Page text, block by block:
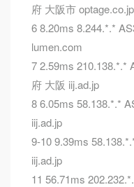
府 大阪市 optage.co.jp
6 8.20ms 8.244.*.*
lumen.com
7 2.59ms 210.138.*.*
府 大阪 iij.ad.jp
8 6.05ms 58.138.*.*
iij.ad.jp
9-10 9.39ms
iij.ad.jp
11 56.71ms